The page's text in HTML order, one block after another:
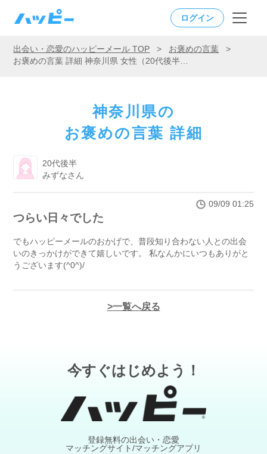
ログイン
出会い・恋愛のハッピーメール TOP > お褒めの言葉
>
神奈川県の
お褒めの言葉 詳細
20代後半
みずなさん
09/09 01:25
つらい日々でした
でもハッピーメールのおかげで、普段知り合わない人との出会
いのきっかけができて嬉しいです。 私なんかにいつもありがと
うございます(^0^)/
一覧へ戻る
今すぐはじめよう！
登録無料の出会い・恋愛
マッチングサイト/マッチングアプリ